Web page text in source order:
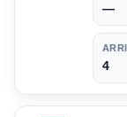
—
4